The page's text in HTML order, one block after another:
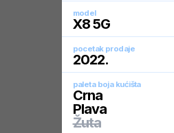
model
X8 5G
pocetak prodaje
2022.
paleta boja kućišta
Crna
Plava
Žuta